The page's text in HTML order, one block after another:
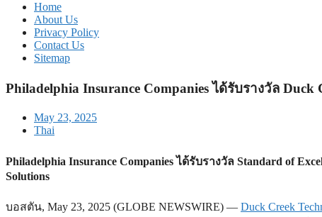
Home
About Us
Privacy Policy
Contact Us
Sitemap
Philadelphia Insurance Companies ได้รับรางวัล
May 23, 2025
Thai
Philadelphia Insurance Companies ได้รับรางวัล Standard of
Solutions
บอสตัน, May 23, 2025 (GLOBE NEWSWIRE) — Duck Creek